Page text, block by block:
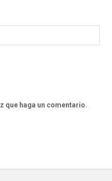
que haga un comentario.